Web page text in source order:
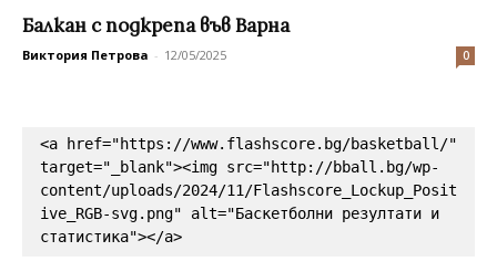
Балкан с подкрепа във Варна
Виктория Петрова - 12/05/2025 0
<a href="https://www.flashscore.bg/basketball/"
target="_blank"><img src="http://bball.bg/wp-
content/uploads/2024/11/Flashscore_Lockup_Posit
ive_RGB-svg.png" alt="Баскетболни резултати и
статистика"></a>